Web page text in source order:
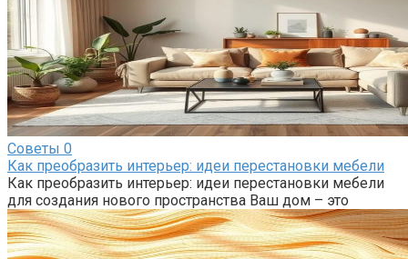
Советы 0
Как преобразить интерьер: идеи перестановки мебели
Как преобразить интерьер: идеи перестановки мебели
для создания нового пространства Ваш дом – это